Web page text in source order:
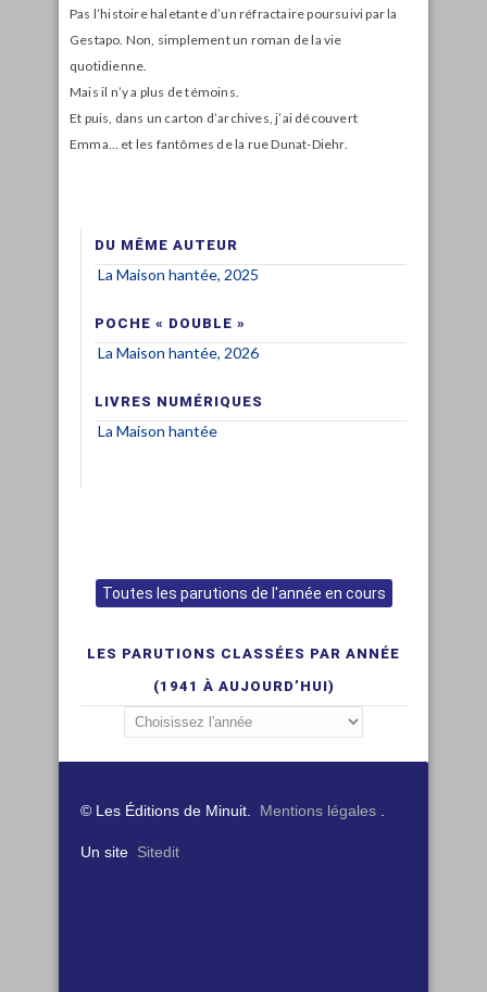
Pas l’histoire haletante d’un réfractaire poursuivi par la
Gestapo. Non, simplement un roman de la vie
quotidienne.
Mais il n’y a plus de témoins.
Et puis, dans un carton d’archives, j’ai découvert
Emma… et les fantômes de la rue Dunat-Diehr.
DU MÊME AUTEUR
La Maison hantée, 2025
POCHE « DOUBLE »
La Maison hantée, 2026
LIVRES NUMÉRIQUES
La Maison hantée
Toutes les parutions de l'année en cours
LES PARUTIONS CLASSÉES PAR ANNÉE
(1941 À AUJOURD’HUI)
© Les Éditions de Minuit. Mentions légales
Un site Sitedit